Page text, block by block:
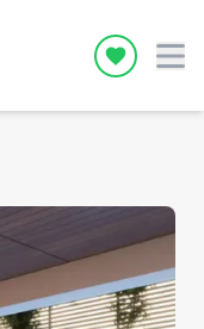
Icon